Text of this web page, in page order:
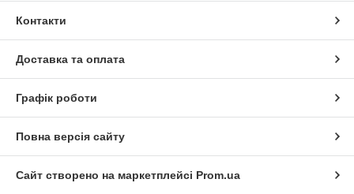
Контакти
Доставка та оплата
Графік роботи
Повна версія сайту
Сайт створено на маркетплейсі Prom.ua